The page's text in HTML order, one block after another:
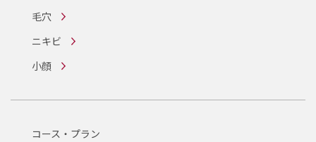
毛穴
ニキビ
小顔
コース・プラン